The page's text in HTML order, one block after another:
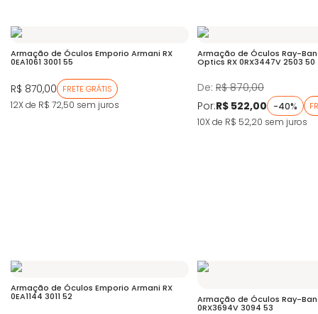
Armação de Óculos Emporio Armani RX
0EA1061 3001 55
R$ 870,00 FRETE GRÁTIS
12X de R$ 72,50 sem juros
Armação de Óculos Ray-
Optics RX 0RX3447V 2503 50
De: R$ 870,00
Por:R$ 522,00 -40%
10X de R$ 52,20 sem juros
Armação de Óculos Emporio Armani RX
0EA1144 3011 52 Armação de Óculos Ray-
0RX3694V 3094 53